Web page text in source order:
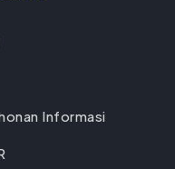
Informasi